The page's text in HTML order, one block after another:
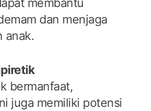
membantu
dan menjaga
anak.
bermanfaat,
juga memiliki potensi